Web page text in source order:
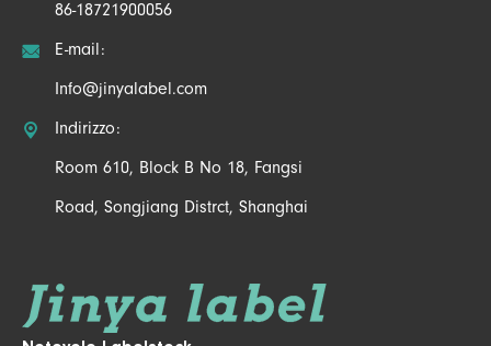
86-18721900056
 E-mail:
Info@jinyalabel.com
 Indirizzo:
Room 610, Block B No 18, Fangsi
Road, Songjiang Distrct, Shanghai